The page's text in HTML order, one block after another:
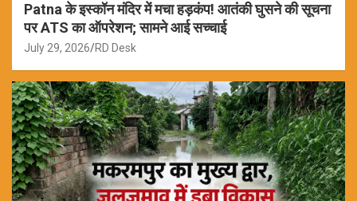
Patna के इस्कॉन मंदिर में मचा हड़कंप! आतंकी घुसने की सूचना
पर ATS का ऑपरेशन; सामने आई सच्चाई
July 29, 2026 RD Desk